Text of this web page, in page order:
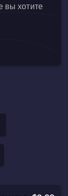
вы хотите